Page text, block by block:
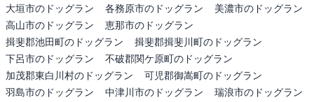
大垣市のドッグラン
各務原市のドッグラン
美濃市のドッグラン
高山市のドッグラン
恵那市のドッグラン
揖斐郡池田町のドッグラン
揖斐郡揖斐川町のドッグラン
下呂市のドッグラン
不破郡関ケ原町のドッグラン
加茂郡東白川村のドッグラン
可児郡御嵩町のドッグラン
羽島市のドッグラン
中津川市のドッグラン
瑞浪市のドッグラン